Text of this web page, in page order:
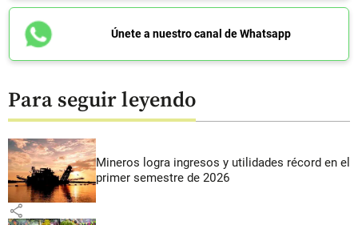
Únete a nuestro canal de Whatsapp
Para seguir leyendo
Mineros logra ingresos y utilidades récord en el
primer semestre de 2026
share